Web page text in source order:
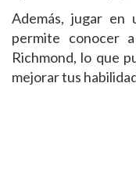
Además, jugar en
permite conocer
Richmond, lo que
mejorar tus